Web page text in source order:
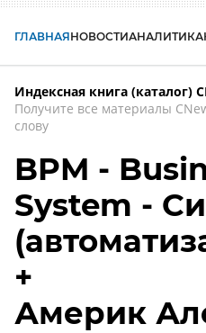
ГЛАВНАЯНОВОСТИАНАЛИТИКА
Индексная книга (каталог)
Получите все материалы
слову
BPM -
System -
+
Америк